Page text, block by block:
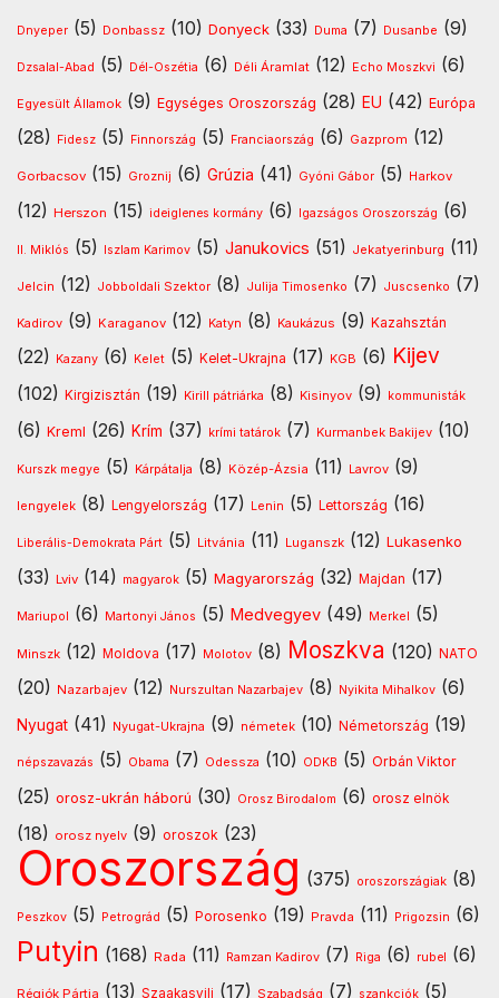
Dnyeper (5) Donbassz (10) Donyeck (33) Duma (7) Dusanbe (9)
Dzsalal-Abad (5) Dél-Oszétia (6) Déli Áramlat (12) Echo Moszkvi (6)
Egyesült Államok (9) Egységes Oroszország (28) EU (42) Európa
(28) Fidesz (5) Finnország (5) Franciaország (6) Gazprom (12)
Gorbacsov (15) Groznij (6) Grúzia (41) Gyóni Gábor (5) Harkov
(12) Herszon (15) ideiglenes kormány (6) Igazságos Oroszország (6)
II. Miklós (5) Iszlam Karimov (5) Janukovics (51) Jekatyerinburg (11)
Jelcin (12) Jobboldali Szektor (8) Julija Timosenko (7) Juscsenko (7)
Kadirov (9) Karaganov (12) Katyn (8) Kaukázus (9) Kazahsztán
(22) Kazany (6) Kelet (5) Kelet-Ukrajna (17) KGB (6) Kijev
(102) Kirgizisztán (19) Kirill pátriárka (8) Kisinyov (9) kommunisták
(6) Kreml (26) Krím (37) krími tatárok (7) Kurmanbek Bakijev (10)
Kurszk megye (5) Kárpátalja (8) Közép-Ázsia (11) Lavrov (9)
lengyelek (8) Lengyelország (17) Lenin (5) Lettország (16)
Liberális-Demokrata Párt (5) Litvánia (11) Luganszk (12) Lukasenko
(33) Lviv (14) magyarok (5) Magyarország (32) Majdan (17)
Mariupol (6) Martonyi János (5) Medvegyev (49) Merkel (5)
Minszk (12) Moldova (17) Molotov (8) Moszkva (120) NATO
(20) Nazarbajev (12) Nurszultan Nazarbajev (8) Nyikita Mihalkov (6)
Nyugat (41) Nyugat-Ukrajna (9) németek (10) Németország (19)
népszavazás (5) Obama (7) Odessza (10) ODKB (5) Orbán Viktor
(25) orosz-ukrán háború (30) Orosz Birodalom (6) orosz elnök
(18) orosz nyelv (9) oroszok (23)
Oroszország (375) oroszországiak (8)
Peszkov (5) Petrográd (5) Porosenko (19) Pravda (11) Prigozsin (6)
Putyin (168) Rada (11) Ramzan Kadirov (7) Riga (6) rubel (6)
Régiók Pártja (13) Szaakasvili (17) Szabadság (7) szankciók (5)